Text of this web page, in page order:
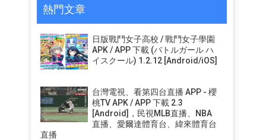
熱門文章
日版戰鬥女子高校 / 戰鬥女子學園
APK / APP 下載 (バトルガール ハ
イスクール) 1.2.12 [Android/iOS]
台灣電視、看第四台直播 APP - 櫻
桃TV APK / APP 下載 2.3
[Android]，民視MLB直播、NBA
直播、愛爾達體育台、緯來體育台
直播